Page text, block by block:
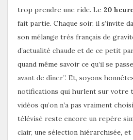
trop prendre une ride. Le 20
fait partie. Chaque soir, il s’invite
son mélange très français de
d’actualité chaude et de ce petit
quand même savoir ce qu’il se
avant de dîner”. Et, soyons
notifications qui hurlent sur votre
vidéos qu’on n’a pas vraiment
télévisé reste encore un repère
clair, une sélection hiérarchisée, et